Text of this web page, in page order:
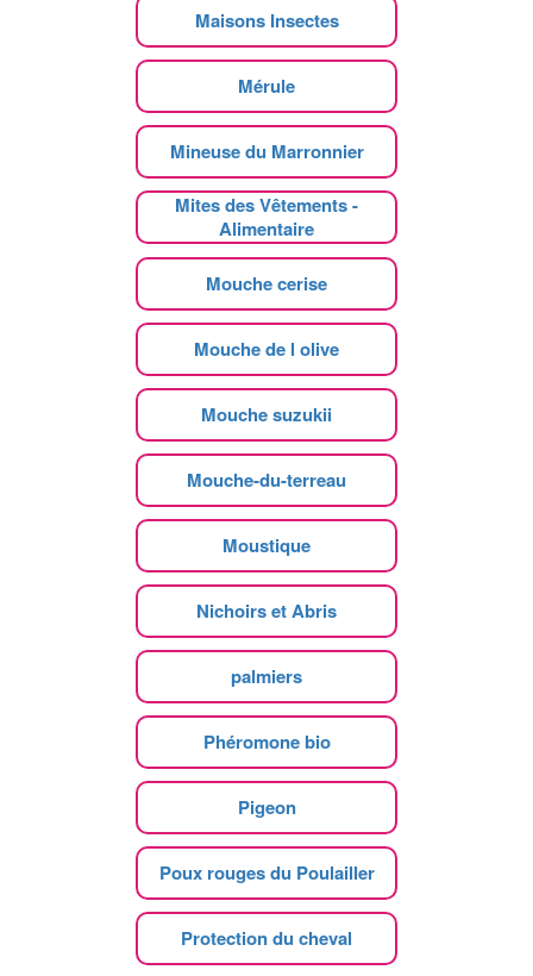
Maisons Insectes
Mérule
Mineuse du Marronnier
Mites des Vêtements -
Alimentaire
Mouche cerise
Mouche de l olive
Mouche suzukii
Mouche-du-terreau
Moustique
Nichoirs et Abris
palmiers
Phéromone bio
Pigeon
Poux rouges du Poulailler
Protection du cheval